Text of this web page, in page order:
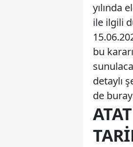
yılında
ile ilgili
bu
detaylı
de